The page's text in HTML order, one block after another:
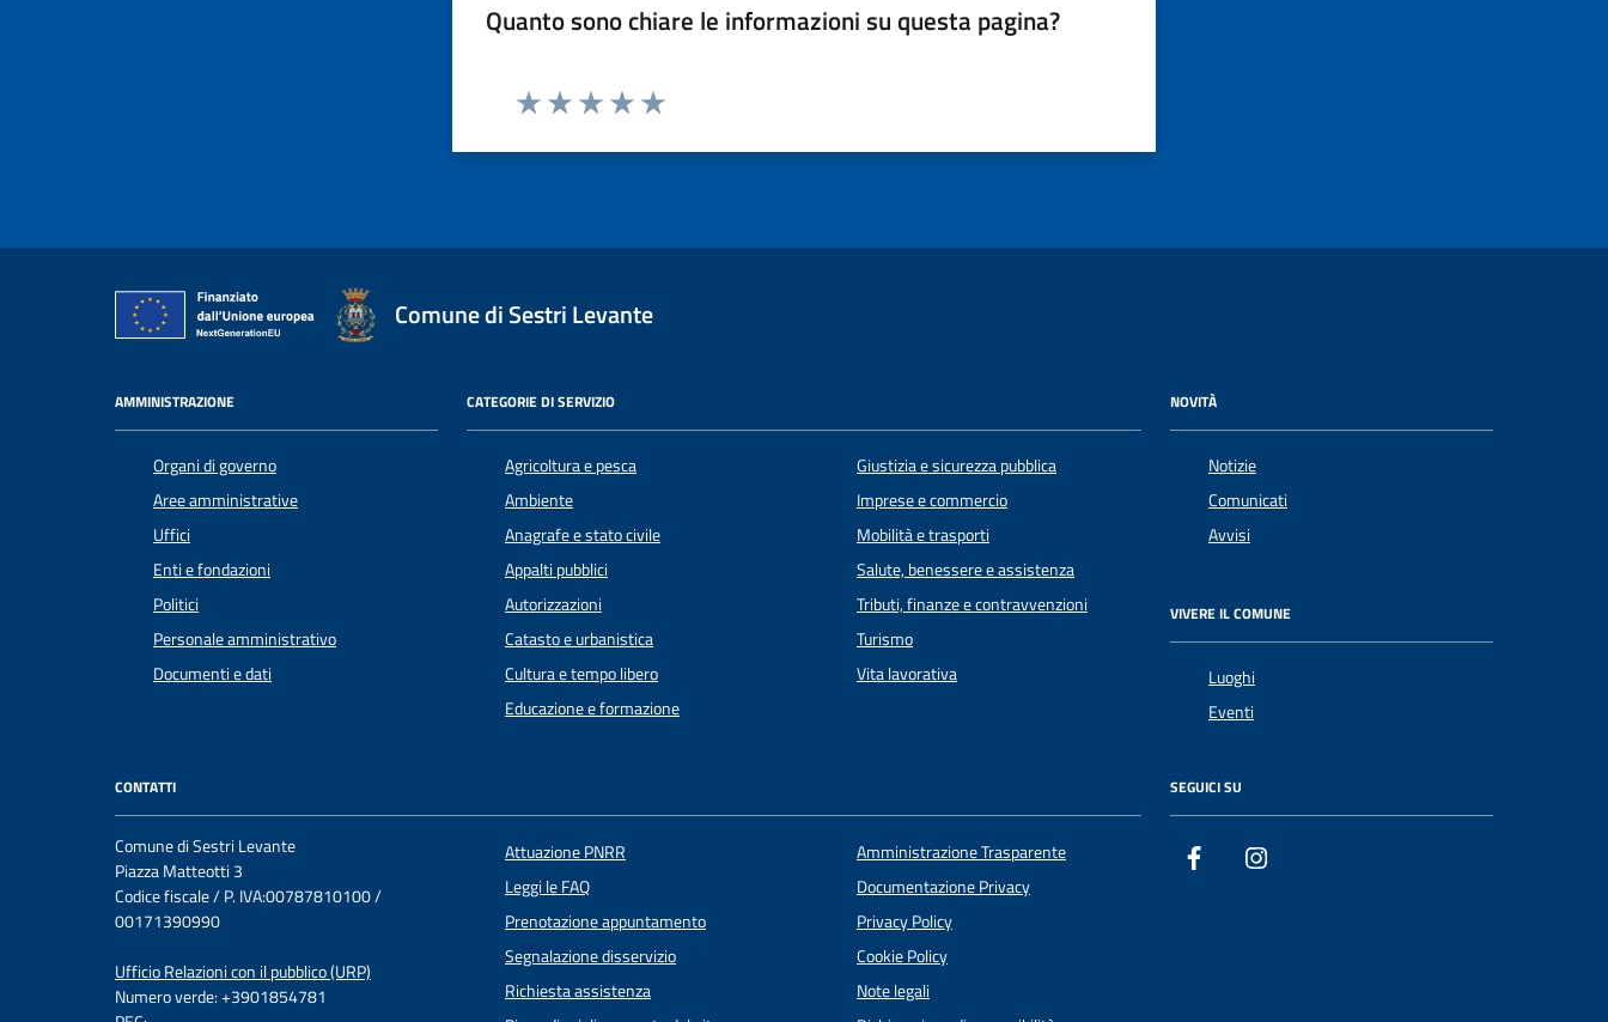
Quanto sono chiare le informazioni su questa pagina?
Comune di Sestri Levante
AMMINISTRAZIONE
Organi di governo
Aree amministrative
Uffici
Enti e fondazioni
Politici
Personale amministrativo
Documenti e dati
CATEGORIE DI SERVIZIO
Agricoltura e pesca
Ambiente
Anagrafe e stato civile
Appalti pubblici
Autorizzazioni
Catasto e urbanistica
Cultura e tempo libero
Educazione e formazione
Giustizia e sicurezza pubblica
Imprese e commercio
Mobilità e trasporti
Salute, benessere e assistenza
Tributi, finanze e contravvenzioni
Turismo
Vita lavorativa
NOVITÀ
Notizie
Comunicati
Avvisi
VIVERE IL COMUNE
Luoghi
Eventi
CONTATTI
Comune di Sestri Levante
Piazza Matteotti 3
Codice fiscale / P. IVA:00787810100 /
00171390990
Ufficio Relazioni con il pubblico (URP)
Numero verde: +3901854781
Attuazione PNRR
Leggi le FAQ
Prenotazione appuntamento
Segnalazione disservizio
Richiesta assistenza
Amministrazione Trasparente
Documentazione Privacy
Privacy Policy
Cookie Policy
Note legali
SEGUICI SU
Facebook